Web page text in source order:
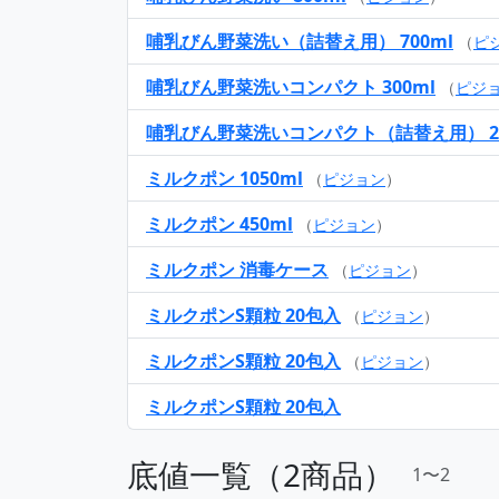
哺乳びん野菜洗い（詰替え用） 700ml （ ピ
哺乳びん野菜洗いコンパクト 300ml （ ピジ
哺乳びん野菜洗いコンパクト（詰替え用）
ミルクポン 1050ml （ ピジョン）
ミルクポン 450ml （ ピジョン）
ミルクポン 消毒ケース （ ピジョン）
ミルクポンS顆粒 20包入 （ ピジョン）
ミルクポンS顆粒 20包入 （ ピジョン）
ミルクポンS顆粒 20包入
底値一覧（2商品） 1〜2